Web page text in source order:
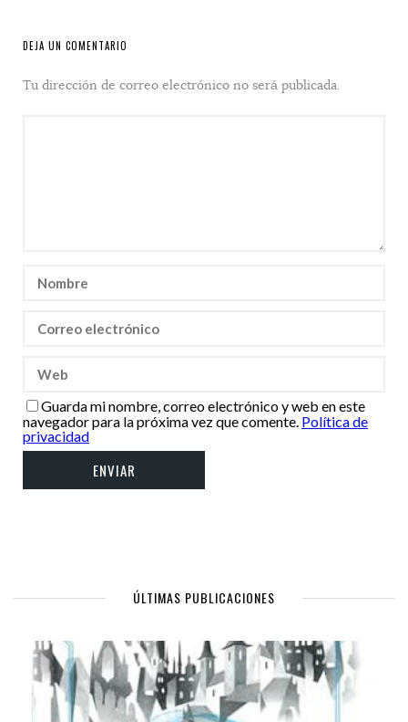
DEJA UN COMENTARIO
Tu dirección de correo electrónico no será publicada.
Guarda mi nombre, correo electrónico y web en este
navegador para la próxima vez que comente. Política de
privacidad
ÚLTIMAS PUBLICACIONES